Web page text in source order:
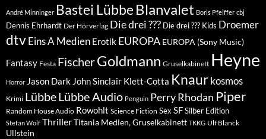
André Minninger Bastei Lübbe Blanvalet Boris Pfeiffer cbj
Dennis Ehrhardt Der Hörverlag Die drei ??? Die drei ??? Kids Droemer
dtvEins A Medien Erotik EUROPA EUROPA (Sony Music)
Fantasy Festa FischerGoldmann Gruselkabinett Heyne
Horror Jason Dark John Sinclair Klett-Cotta Knaur kosmos
Krimi LübbeLübbe Audio Penguin Perry Rhodan Piper
Random House Audio Rowohlt Science Fiction Sex SFSilber Edition
Stefan Wolf ThrillerTitania Medien, Gruselkabinett TKKG Ulf Blanck
Ullstein